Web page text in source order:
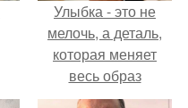
Улыбка - это не
мелочь, а деталь,
которая меняет
весь образ
человека.